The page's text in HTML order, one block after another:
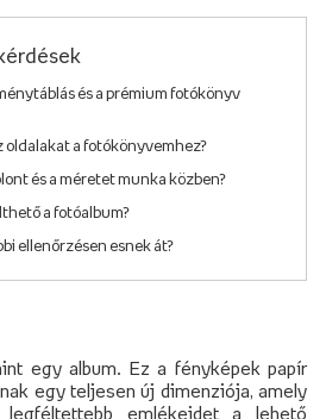
és a prémium fotókönyv
a fotókönyvemhez?
és a méretet munka közben?
a fotóalbum?
ellenőrzésen esnek át?
egy album. Ez a fényképek papír
egy teljesen új dimenziója, amely
emlékeidet a lehető